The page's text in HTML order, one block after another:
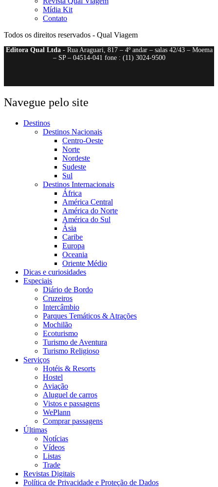
Mídia Kit
Contato
Todos os direitos reservados - Qual Viagem
Editora Qual Ltda- Rua Araguari, 817 – 4º andar – salas 42/43 – Moema
– SP – 04514-041 fone : (11) 3024-9500
Navegue pelo site
Destinos
Destinos Nacionais
Centro-Oeste
Norte
Nordeste
Sudeste
Sul
Destinos Internacionais
África
América Central
América do Norte
América do Sul
Ásia
Caribe
Europa
Oceania
Oriente Médio
Dicas e curiosidades
Especiais
Diário de Bordo
Cruzeiros
Intercâmbio
Parques Temáticos & Atrações
Mochilão
Ecoturismo
Turismo de Aventura
Turismo Religioso
Serviços
Hotéis & Resorts
Hostel
Aviação
Aluguel de carros
Vistos e passagens
WePlann
Comprar passagens
Últimas
Notícias
Vídeos
Listas
Trade
Revistas Digitais
Política de Privacidade e Proteção de Dados